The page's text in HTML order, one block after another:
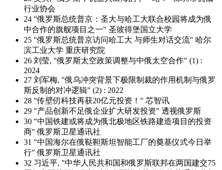
行业协会
24 "俄罗斯总统普京：圣大与哈工大联合校园将成为俄
中合作的旗舰项目之一" 圣彼得堡国立大学
25 "俄罗斯总统普京访问哈工大 与师生对话交流" 哈尔
滨工业大学 重庆研究院
26 刘莹, "俄罗斯太空政策调整与中俄太空合作" (1) :
2024
27 刘军梅, "俄乌冲突背景下极限制裁的作用机制与俄罗
斯反制的对冲逻辑" (2) : 2022
28 "传壁仞科技再获20亿元投资！" 芯智讯
29 "产品创新不足俄企业扩大研发投资" 透视俄罗斯
30 "中国铁建或将成为俄北极地区铁路建造项目的投资
商" 俄罗斯卫星通讯社
31 "中国海尔在俄鞑靼斯坦智能工厂的奠基仪式今日举
行" 俄罗斯卫星通讯社
32 习近平, "中华人民共和国和俄罗斯联邦在两国建交75